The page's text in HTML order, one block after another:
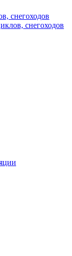
снегоходов
снегоходов